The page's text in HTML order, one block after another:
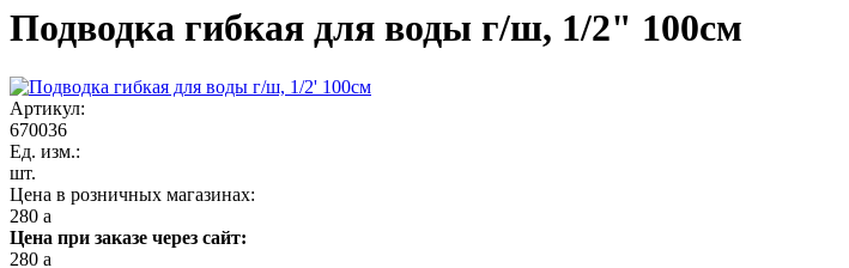
Подводка гибкая для воды г/ш, 1/2" 100см
Артикул:
670036
Ед. изм.:
шт.
Цена в розничных магазинах:
280 a
Цена при заказе через сайт:
280 a